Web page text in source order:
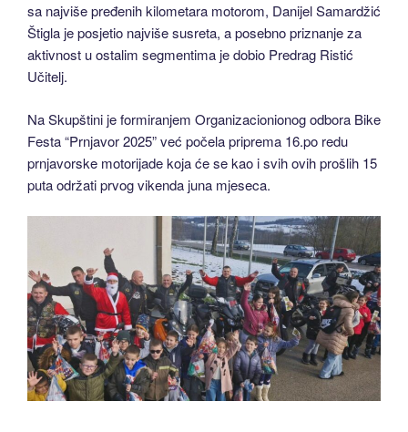
sa najviše pređenih kilometara motorom, Danijel Samardžić
Štigla je posjetio najviše susreta, a posebno priznanje za
aktivnost u ostalim segmentima je dobio Predrag Ristić
Učitelj.
Na Skupštini je formiranjem Organizacionionog odbora Bike
Festa “Prnjavor 2025” već počela priprema 16.po redu
prnjavorske motorijade koja će se kao i svih ovih prošlih 15
puta održati prvog vikenda juna mjeseca.